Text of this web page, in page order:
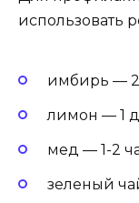
использовать
имбирь —
лимон — 1
мед — 1-2
зеленый